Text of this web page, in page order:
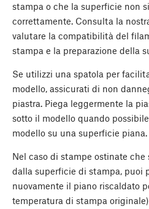
stampa o che la superficie non
correttamente. Consulta la
valutare la compatibilità del
stampa e la preparazione della
Se utilizzi una spatola per
modello, assicurati di non
piastra. Piega leggermente la
sotto il modello quando
modello su una superficie piana.
Nel caso di stampe ostinate
dalla superficie di stampa, puoi
nuovamente il piano riscaldato
temperatura di stampa